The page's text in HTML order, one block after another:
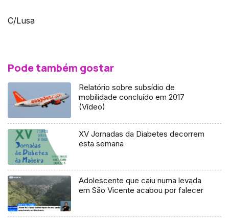
C/Lusa
Pode também gostar
Relatório sobre subsídio de
mobilidade concluído em 2017
(Vídeo)
XV Jornadas da Diabetes decorrem
esta semana
Adolescente que caiu numa levada
em São Vicente acabou por falecer